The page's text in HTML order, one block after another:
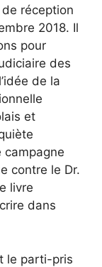
réception
2018. Il
pour
des
de la
et
contre le Dr.
livre
dans
le parti-pris